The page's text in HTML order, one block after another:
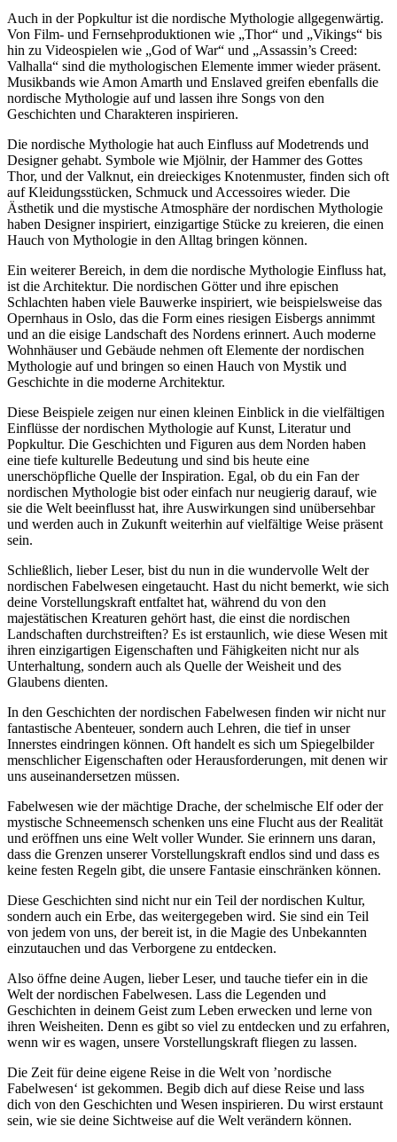
Auch in der Popkultur ist die nordische Mythologie allgegenwärtig.
Von Film- und Fernsehproduktionen wie „Thor“ und „Vikings“ bis
hin zu Videospielen wie „God of War“ und „Assassin’s Creed:
Valhalla“ sind die mythologischen Elemente immer wieder präsent.
Musikbands wie Amon Amarth und Enslaved greifen ebenfalls die
nordische Mythologie auf und lassen ihre Songs von den
Geschichten und Charakteren inspirieren.
Die nordische Mythologie hat auch Einfluss auf Modetrends und
Designer gehabt. Symbole wie Mjölnir, der Hammer des Gottes
Thor, und der Valknut, ein dreieckiges Knotenmuster, finden sich oft
auf Kleidungsstücken, Schmuck und Accessoires wieder. Die
Ästhetik und die mystische Atmosphäre der nordischen Mythologie
haben Designer inspiriert, einzigartige Stücke zu kreieren, die einen
Hauch von Mythologie in den Alltag bringen können.
Ein weiterer Bereich, in dem die nordische Mythologie Einfluss hat,
ist die Architektur. Die nordischen Götter und ihre epischen
Schlachten haben viele Bauwerke inspiriert, wie beispielsweise das
Opernhaus in Oslo, das die Form eines riesigen Eisbergs annimmt
und an die eisige Landschaft des Nordens erinnert. Auch moderne
Wohnhäuser und Gebäude nehmen oft Elemente der nordischen
Mythologie auf und bringen so einen Hauch von Mystik und
Geschichte in die moderne Architektur.
Diese Beispiele zeigen nur einen kleinen Einblick in die vielfältigen
Einflüsse der nordischen Mythologie auf Kunst, Literatur und
Popkultur. Die Geschichten und Figuren aus dem Norden haben
eine tiefe kulturelle Bedeutung und sind bis heute eine
unerschöpfliche Quelle der Inspiration. Egal, ob du ein Fan der
nordischen Mythologie bist oder einfach nur neugierig darauf, wie
sie die Welt beeinflusst hat, ihre Auswirkungen sind unübersehbar
und werden auch in Zukunft weiterhin auf vielfältige Weise präsent
sein.
Schließlich, lieber Leser, bist du nun in die wundervolle Welt der
nordischen Fabelwesen eingetaucht. Hast du nicht bemerkt, wie sich
deine Vorstellungskraft entfaltet hat, während du von den
majestätischen Kreaturen gehört hast, die einst die nordischen
Landschaften durchstreiften? Es ist erstaunlich, wie diese Wesen mit
ihren einzigartigen Eigenschaften und Fähigkeiten nicht nur als
Unterhaltung, sondern auch als Quelle der Weisheit und des
Glaubens dienten.
In den Geschichten der nordischen Fabelwesen finden wir nicht nur
fantastische Abenteuer, sondern auch Lehren, die tief in unser
Innerstes eindringen können. Oft handelt es sich um Spiegelbilder
menschlicher Eigenschaften oder Herausforderungen, mit denen wir
uns auseinandersetzen müssen.
Fabelwesen wie der mächtige Drache, der schelmische Elf oder der
mystische Schneemensch schenken uns eine Flucht aus der Realität
und eröffnen uns eine Welt voller Wunder. Sie erinnern uns daran,
dass die Grenzen unserer Vorstellungskraft endlos sind und dass es
keine festen Regeln gibt, die unsere Fantasie einschränken können.
Diese Geschichten sind nicht nur ein Teil der nordischen Kultur,
sondern auch ein Erbe, das weitergegeben wird. Sie sind ein Teil
von jedem von uns, der bereit ist, in die Magie des Unbekannten
einzutauchen und das Verborgene zu entdecken.
Also öffne deine Augen, lieber Leser, und tauche tiefer ein in die
Welt der nordischen Fabelwesen. Lass die Legenden und
Geschichten in deinem Geist zum Leben erwecken und lerne von
ihren Weisheiten. Denn es gibt so viel zu entdecken und zu erfahren,
wenn wir es wagen, unsere Vorstellungskraft fliegen zu lassen.
Die Zeit für deine eigene Reise in die Welt von ’nordische
Fabelwesen‘ ist gekommen. Begib dich auf diese Reise und lass
dich von den Geschichten und Wesen inspirieren. Du wirst erstaunt
sein, wie sie deine Sichtweise auf die Welt verändern können.